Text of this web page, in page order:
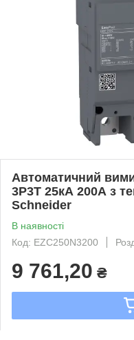
Автоматичний
3P3T 25кА 200А з
Schneider
В наявності
Код: EZC250N3200
9 761,20 ₴